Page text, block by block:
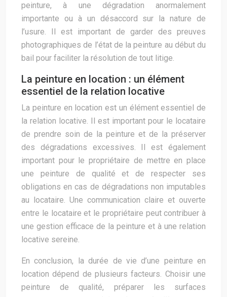
peinture, à une dégradation anormalement
importante ou à un désaccord sur la nature de
l’usure. Il est important de garder des preuves
photographiques de l’état de la peinture au début du
bail pour faciliter la résolution de tout litige.
La peinture en location : un élément
essentiel de la relation locative
La peinture en location est un élément essentiel de
la relation locative. Il est important pour le locataire
de prendre soin de la peinture et de la préserver
des dégradations excessives. Il est également
important pour le propriétaire de mettre en place
une peinture de qualité et de respecter ses
obligations en cas de dégradations non imputables
au locataire. Une communication claire et ouverte
entre le locataire et le propriétaire peut contribuer à
une gestion efficace de la peinture et à une relation
locative sereine.
En conclusion, la durée de vie d’une peinture en
location dépend de plusieurs facteurs. Choisir une
peinture de qualité, préparer les surfaces